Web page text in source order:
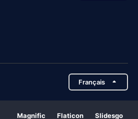
Français
Magnific Flaticon Slidesgo